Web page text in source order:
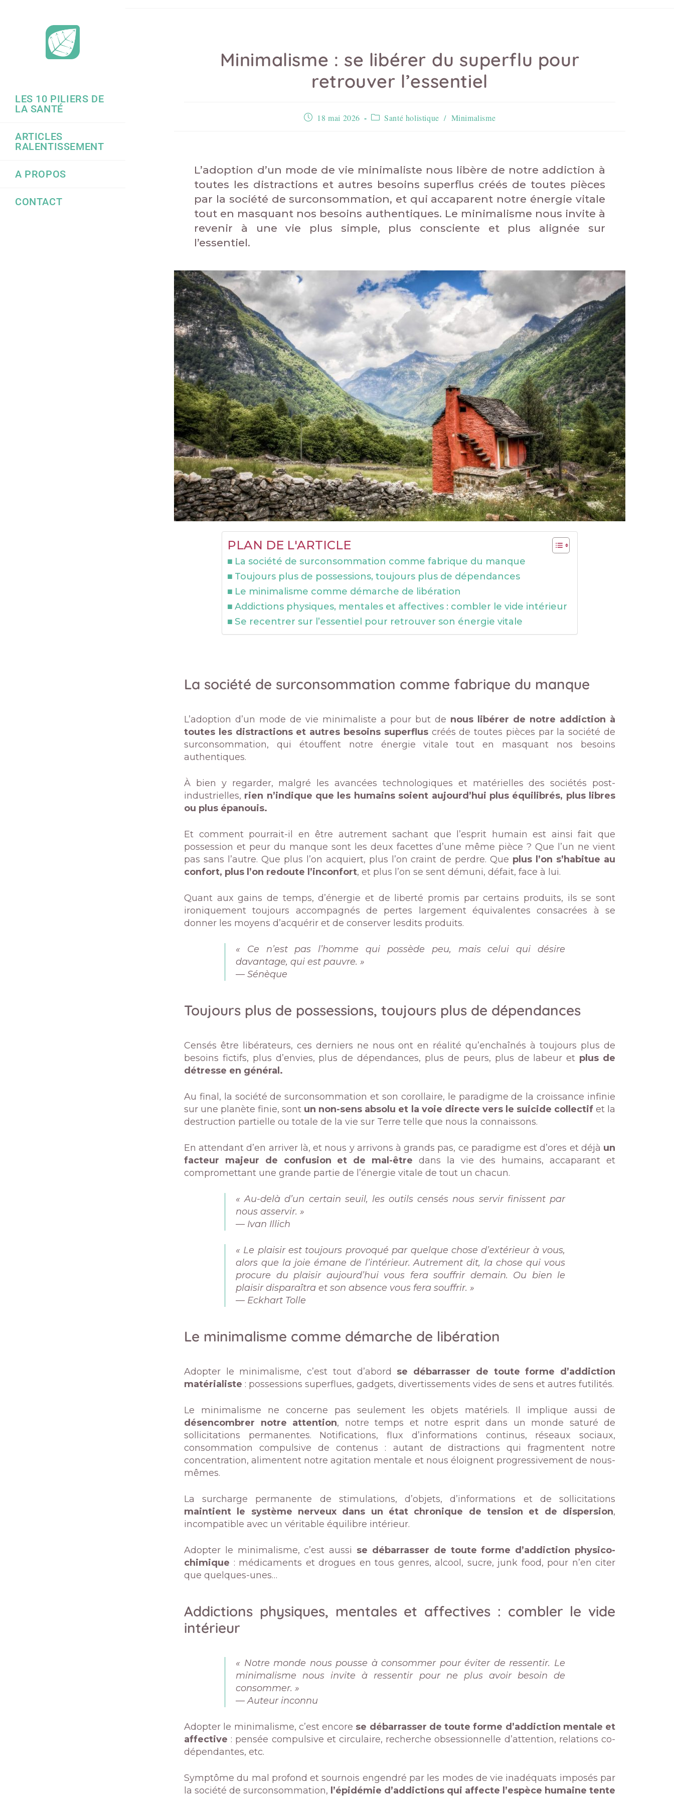
LES 10 PILIERS DE
LA SANTÉ
ARTICLES
RALENTISSEMENT
A PROPOS
CONTACT
Minimalisme : se libérer du superflu pour
retrouver l’essentiel
18 mai 2026 Santé holistique / Minimalisme
L’adoption d’un mode de vie minimaliste nous libère de notre addiction à
toutes les distractions et autres besoins superflus créés de toutes pièces
par la société de surconsommation, et qui accaparent notre énergie vitale
tout en masquant nos besoins authentiques. Le minimalisme nous invite à
revenir à une vie plus simple, plus consciente et plus alignée sur
l’essentiel.
PLAN DE L'ARTICLE
La société de surconsommation comme fabrique du manque
Toujours plus de possessions, toujours plus de dépendances
Le minimalisme comme démarche de libération
Addictions physiques, mentales et affectives : combler le vide intérieur
Se recentrer sur l’essentiel pour retrouver son énergie vitale
La société de surconsommation comme fabrique du manque
L’adoption d’un mode de vie minimaliste a pour but de nous libérer de notre addiction à
toutes les distractions et autres besoins superfluscréés de toutes pièces par la société de
surconsommation, qui étouffent notre énergie vitale tout en masquant nos besoins
authentiques.
À bien y regarder, malgré les avancées technologiques et matérielles des sociétés post-
industrielles, rien n’indique que les humains soient aujourd’hui plus équilibrés, plus libres
ou plus épanouis.
Et comment pourrait-il en être autrement sachant que l’esprit humain est ainsi fait que
possession et peur du manque sont les deux facettes d’une même pièce ? Que l’un ne vient
pas sans l’autre. Que plus l’on acquiert, plus l’on craint de perdre. Que plus l’on s’habitue au
confort, plus l’on redoute l’inconfort, et plus l’on se sent démuni, défait, face à lui.
Quant aux gains de temps, d’énergie et de liberté promis par certains produits, ils se sont
ironiquement toujours accompagnés de pertes largement équivalentes consacrées à se
donner les moyens d’acquérir et de conserver lesdits produits.
« Ce n’est pas l’homme qui possède peu, mais celui qui désire
davantage, qui est pauvre. »
— Sénèque
Toujours plus de possessions, toujours plus de dépendances
Censés être libérateurs, ces derniers ne nous ont en réalité qu’enchaînés à toujours plus de
besoins fictifs, plus d’envies, plus de dépendances, plus de peurs, plus de labeur et plus de
détresse en général.
Au final, la société de surconsommation et son corollaire, le paradigme de la croissance infinie
sur une planète finie, sont un non-sens absolu et la voie directe vers le suicide collectifet la
destruction partielle ou totale de la vie sur Terre telle que nous la connaissons.
En attendant d’en arriver là, et nous y arrivons à grands pas, ce paradigme est d’ores et déjà un
facteur majeur de confusion et de mal-être dans la vie des humains, accaparant et
compromettant une grande partie de l’énergie vitale de tout un chacun.
« Au-delà d’un certain seuil, les outils censés nous servir finissent par
nous asservir. »
— Ivan Illich
« Le plaisir est toujours provoqué par quelque chose d’extérieur à vous,
alors que la joie émane de l’intérieur. Autrement dit, la chose qui vous
procure du plaisir aujourd’hui vous fera souffrir demain. Ou bien le
plaisir disparaîtra et son absence vous fera souffrir. »
— Eckhart Tolle
Le minimalisme comme démarche de libération
Adopter le minimalisme, c’est tout d’abord se débarrasser de toute forme d’addiction
matérialiste : possessions superflues, gadgets, divertissements vides de sens et autres futilités.
Le minimalisme ne concerne pas seulement les objets matériels. Il implique aussi de
désencombrer notre attention, notre temps et notre esprit dans un monde saturé de
sollicitations permanentes. Notifications, flux d’informations continus, réseaux sociaux,
consommation compulsive de contenus : autant de distractions qui fragmentent notre
concentration, alimentent notre agitation mentale et nous éloignent progressivement de nous-
mêmes.
La surcharge permanente de stimulations, d’objets, d’informations et de sollicitations
maintient le système nerveux dans un état chronique de tension et de dispersion,
incompatible avec un véritable équilibre intérieur.
Adopter le minimalisme, c’est aussi se débarrasser de toute forme d’addiction physico-
chimique : médicaments et drogues en tous genres, alcool, sucre, junk food, pour n’en citer
que quelques-unes…
Addictions physiques, mentales et affectives : combler le vide
intérieur
« Notre monde nous pousse à consommer pour éviter de ressentir. Le
minimalisme nous invite à ressentir pour ne plus avoir besoin de
consommer. »
— Auteur inconnu
Adopter le minimalisme, c’est encore se débarrasser de toute forme d’addiction mentale et
affective : pensée compulsive et circulaire, recherche obsessionnelle d’attention, relations co-
dépendantes, etc.
Symptôme du mal profond et sournois engendré par les modes de vie inadéquats imposés par
la société de surconsommation, l’épidémie d’addictions qui affecte l’espèce humaine tente